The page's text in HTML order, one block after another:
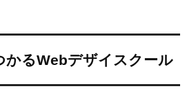
かるWebデザイスクール